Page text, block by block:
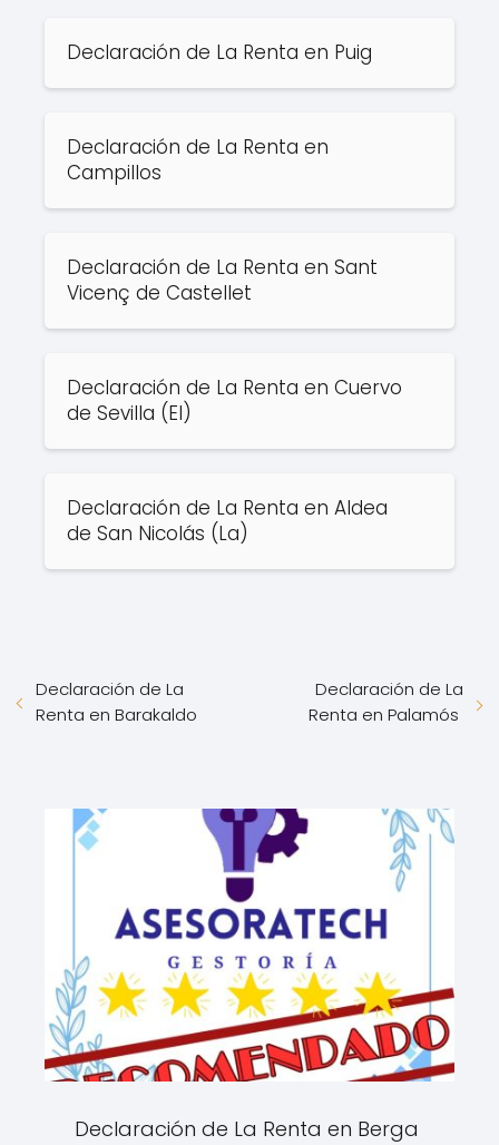
Declaración de La Renta en Puig
Declaración de La Renta en
Campillos
Declaración de La Renta en Sant
Vicenç de Castellet
Declaración de La Renta en Cuervo
de Sevilla (El)
Declaración de La Renta en Aldea
de San Nicolás (La)
Declaración de La
Renta en Barakaldo
Declaración de La
Renta en Palamós
Declaración de La Renta en Berga